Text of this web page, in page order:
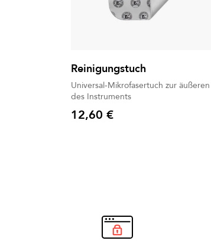
Reinigungstuch
Universal-Mikrofasertuch zur äußeren Reinigung
des Instruments
Preis
12,60 €